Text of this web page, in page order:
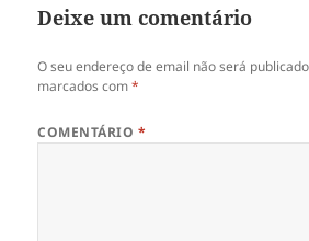
Deixe um comentário
O seu endereço de email não será
marcados com*
COMENTÁRIO *